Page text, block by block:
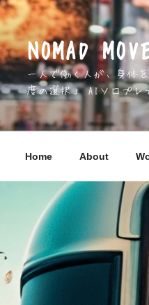
NOMAD
一人で働く人が、身体
度の選択」 AIソロプレ
Home About